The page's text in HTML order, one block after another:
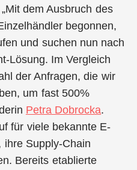
dem Ausbruch des
begonnen,
und suchen nun nach
Lösung. Im Vergleich
der Anfragen, die wir
um fast 500%
Petra Dobrocka.
für viele bekannte E-
ihre Supply-Chain
Bereits etablierte